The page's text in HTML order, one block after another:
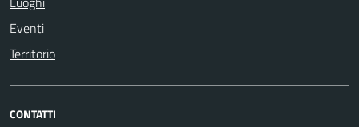
Eventi
Territorio
CONTATTI